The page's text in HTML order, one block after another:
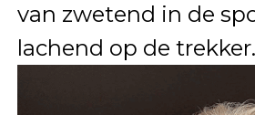
van zwetend in de
lachend op de trekker.